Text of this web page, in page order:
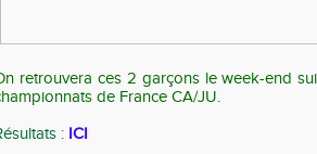
retrouvera ces 2 garçons le week-end
de France CA/JU.
: ICI